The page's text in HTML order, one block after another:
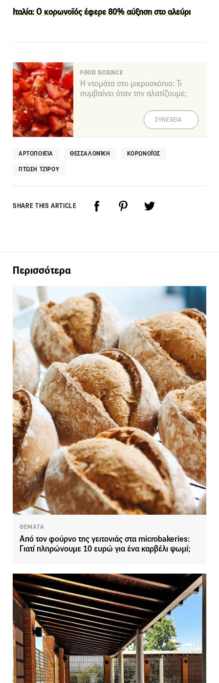
Ιταλία: Ο κορωνοϊός έφερε 80% αύξηση στο αλεύρι
FOOD SCIENCE
Η ντομάτα στο μικροσκόπιο: Τι
συμβαίνει όταν την αλατίζουμε;
ΣΥΝΕΧΕΙΑ
ΑΡΤΟΠΟΙΕΊΑ ΘΕΣΣΑΛΟΝΊΚΗ ΚΟΡΩΝΟΪΌΣ
ΠΤΏΣΗ ΤΖΊΡΟΥ
SHARE THIS ARTICLE
Περισσότερα
ΘΕΜΑΤΑ
Από τον φούρνο της γειτονιάς στα microbakeries:
Γιατί πληρώνουμε 10 ευρώ για ένα καρβέλι ψωμί;